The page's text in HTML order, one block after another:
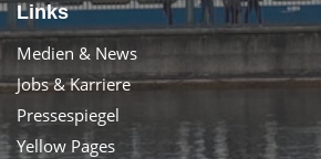
Links
Medien & News
Jobs & Karriere
Pressespiegel
Yellow Pages